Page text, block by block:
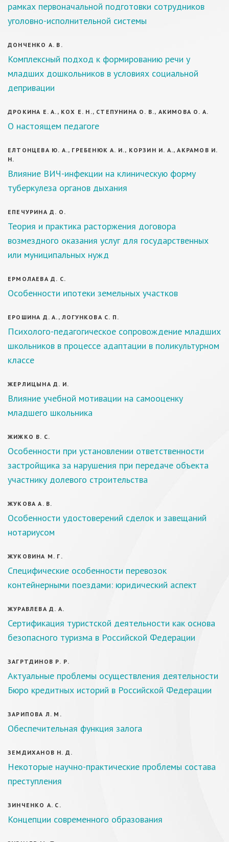
рамках первоначальной подготовки сотрудников
уголовно-исполнительной системы
ДОНЧЕНКО А. В.
Комплексный подход к формированию речи у
младших дошкольников в условиях социальной
депривации
ДРОКИНА Е. А., КОХ Е. Н., СТЕПУНИНА О. В., АКИМОВА О. А.
О настоящем педагоге
ЕЛТОНЦЕВА Ю. А., ГРЕБЕНЮК А. И., КОРЗИН И. А., АКРАМОВ И.
Н.
Влияние ВИЧ-инфекции на клиническую форму
туберкулеза органов дыхания
ЕПЕЧУРИНА Д. О.
Теория и практика расторжения договора
возмездного оказания услуг для государственных
или муниципальных нужд
ЕРМОЛАЕВА Д. С.
Особенности ипотеки земельных участков
ЕРОШИНА Д. А., ЛОГУНКОВА С. П.
Психолого-педагогическое сопровождение младших
школьников в процессе адаптации в поликультурном
классе
ЖЕРЛИЦЫНА Д. И.
Влияние учебной мотивации на самооценку
младшего школьника
ЖИЖКО В. С.
Особенности при установлении ответственности
застройщика за нарушения при передаче объекта
участнику долевого строительства
ЖУКОВА А. В.
Особенности удостоверений сделок и завещаний
нотариусом
ЖУКОВИНА М. Г.
Специфические особенности перевозок
контейнерными поездами: юридический аспект
ЖУРАВЛЕВА Д. А.
Сертификация туристской деятельности как основа
безопасного туризма в Российской Федерации
ЗАГРТДИНОВ Р. Р.
Актуальные проблемы осуществления деятельности
Бюро кредитных историй в Российской Федерации
ЗАРИПОВА Л. М.
Обеспечительная функция залога
ЗЕМДИХАНОВ Н. Д.
Некоторые научно-практические проблемы состава
преступления
ЗИНЧЕНКО А. С.
Концепции современного образования